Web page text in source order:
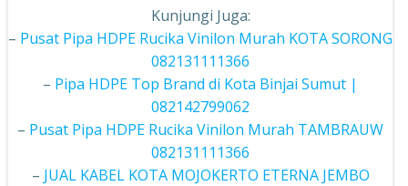
Kunjungi Juga:
– Pusat Pipa HDPE Rucika Vinilon Murah KOTA SORONG
082131111366
– Pipa HDPE Top Brand di Kota Binjai Sumut |
082142799062
– Pusat Pipa HDPE Rucika Vinilon Murah TAMBRAUW
082131111366
– JUAL KABEL KOTA MOJOKERTO ETERNA JEMBO